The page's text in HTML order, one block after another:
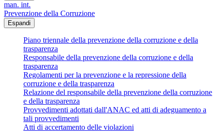
man. int.
Prevenzione della Corruzione
Espandi
Piano triennale della prevenzione della corruzione e della
trasparenza
Responsabile della prevenzione della corruzione e della
trasparenza
Regolamenti per la prevenzione e la repressione della
corruzione e della trasparenza
Relazione del responsabile della prevenzione della corruzione
e della trasparenza
Provvedimenti adottati dall'ANAC ed atti di adeguamento a
tali provvedimenti
Atti di accertamento delle violazioni